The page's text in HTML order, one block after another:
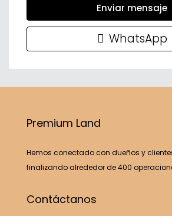
Enviar mensaje
WhatsApp
Premium Land
Hemos conectado con dueños y
finalizando alrededor de 400
Contáctanos